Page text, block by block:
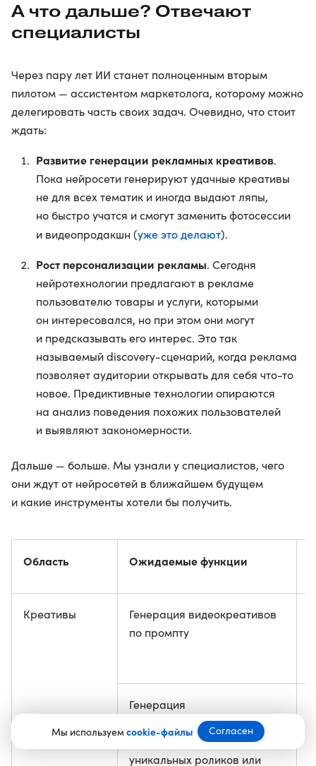
Мы используемcookie-файлы Согласен
А что дальше? Отвечают
специалисты
Через пару лет ИИ станет полноценным вторым
пилотом — ассистентом маркетолога, которому можно
делегировать часть своих задач. Очевидно, что стоит
ждать:
Развитие генерации рекламных креативов.
Пока нейросети генерируют удачные креативы
не для всех тематик и иногда выдают ляпы,
но быстро учатся и смогут заменить фотосессии
и видеопродакшн (уже это делают).
Рост персонализации рекламы. Сегодня
нейротехнологии предлагают в рекламе
пользователю товары и услуги, которыми
он интересовался, но при этом они могут
и предсказывать его интерес. Это так
называемый discovery-сценарий, когда реклама
позволяет аудитории открывать для себя что-то
новое. Предиктивные технологии опираются
на анализ поведения похожих пользователей
и выявляют закономерности.
Дальше — больше. Мы узнали у специалистов, чего
они ждут от нейросетей в ближайшем будущем
и какие инструменты хотели бы получить.
Область Ожидаемые функции
Креативы
Генерация видеокреативов
по промпту
Генерация
гиперперсонализированного
контента — например,
уникальных роликов или